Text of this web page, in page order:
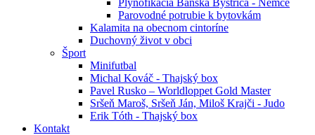
Plynofikácia Banská Bystrica - Nemce
Parovodné potrubie k bytovkám
Kalamita na obecnom cintoríne
Duchovný život v obci
Šport
Minifutbal
Michal Kováč - Thajský box
Pavel Rusko – Worldloppet Gold Master
Sršeň Maroš, Sršeň Ján, Miloš Krajči - Judo
Erik Tóth - Thajský box
Kontakt